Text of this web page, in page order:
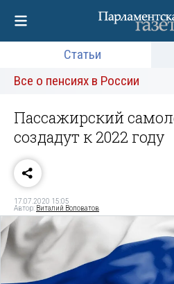
Статьи
Все о пенсиях в России
Пассажирский
создадут к 2022 году
17.07.2020 15:05
Автор: Виталий Воловатов